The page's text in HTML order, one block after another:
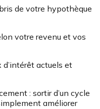
de votre hypothèque
votre revenu et vos
d’intérêt actuels et
: sortir d’un cycle
améliorer